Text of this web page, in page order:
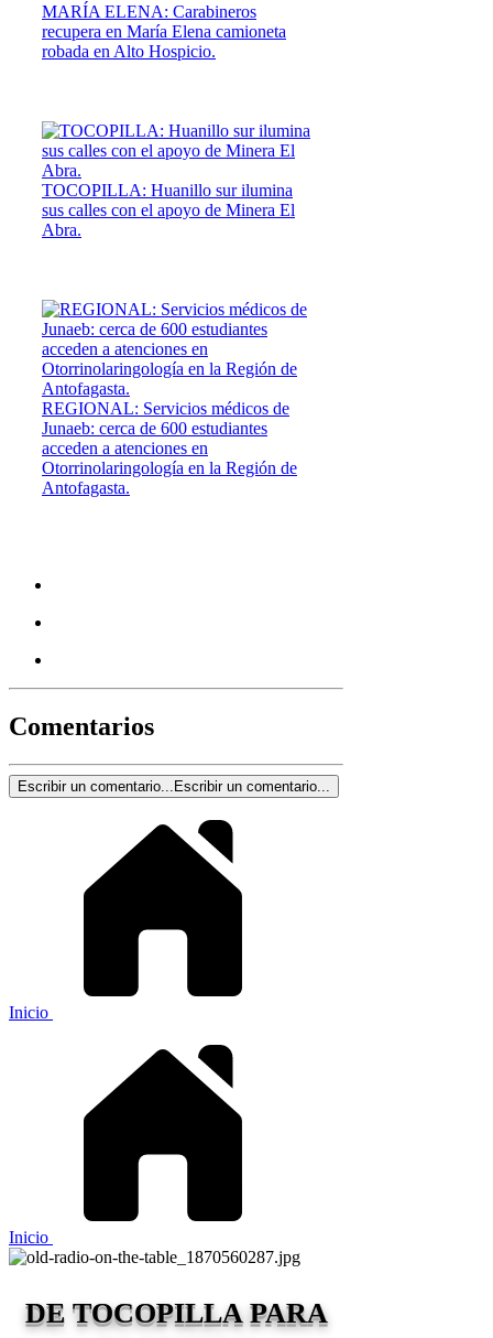
MARÍA ELENA: Carabineros
recupera en María Elena camioneta
robada en Alto Hospicio.
TOCOPILLA: Huanillo sur ilumina
sus calles con el apoyo de Minera El
Abra.
REGIONAL: Servicios médicos de
Junaeb: cerca de 600 estudiantes
acceden a atenciones en
Otorrinolaringología en la Región de
Antofagasta.
Comentarios
Escribir un comentario... Escribir un comentario...
Inicio
Inicio
DE TOCOPILLA PARA